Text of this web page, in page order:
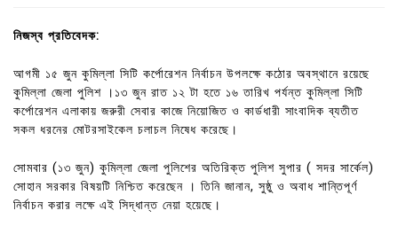
নিজস্ব প্রতিবেদক:
আগমী ১৫ জুন কুমিল্লা সিটি কর্পোরেশন নির্বাচন উপলক্ষে কঠোর অবস্থানে রয়েছে
কুমিল্লা জেলা পুলিশ ।১৩ জুন রাত ১২ টা হতে ১৬ তারিখ পর্যন্ত কুমিল্লা সিটি
কর্পোরেশন এলাকায় জরুরী সেবার কাজে নিয়োজিত ও কার্ডধারী সাংবাদিক ব্যতীত
সকল ধরনের মোটরসাইকেল চলাচল নিষেধ করেছে।
সোমবার (১৩ জুন) কুমিল্লা জেলা পুলিশের অতিরিক্ত পুলিশ সুপার ( সদর সার্কেল)
সোহান সরকার বিষয়টি নিশ্চিত করেছেন । তিনি জানান, সুষ্ঠু ও অবাধ শান্তিপূর্ণ
নির্বাচন করার লক্ষে এই সিদ্ধান্ত নেয়া হয়েছে।